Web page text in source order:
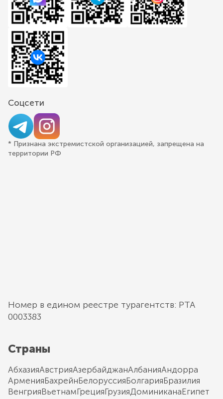
Соцсети
* Признана экстремистской организацией, запрещена на
территории РФ
Номер в едином реестре турагентств: РТА
0003383
Страны
АбхазияАвстрияАзербайджанАлбанияАндорра
АрменияБахрейнБелоруссияБолгарияБразилия
ВенгрияВьетнамГрецияГрузияДоминиканаЕгипет